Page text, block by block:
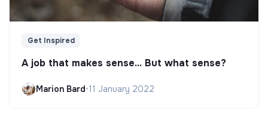
Get Inspired
A job that makes sense... But what sense?
Marion Bard•11 January 2022